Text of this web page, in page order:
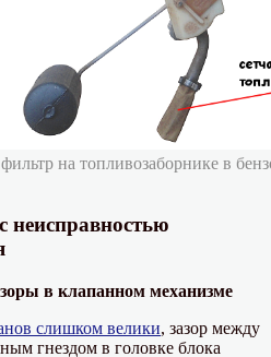
на топливозаборнике в
неисправностью
в клапанном механизме
слишком велики, зазор между
гнездом в головке блока